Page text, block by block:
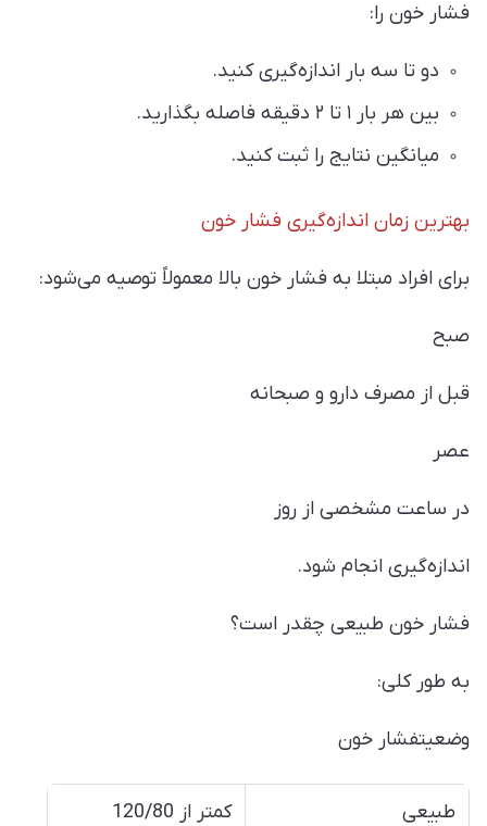
فشار خون را:
دو تا سه بار اندازه‌گیری کنید.
بین هر بار ۱ تا ۲ دقیقه فاصله بگذارید.
میانگین نتایج را ثبت کنید.
بهترین زمان اندازه‌گیری فشار خون
برای افراد مبتلا به فشار خون بالا معمولاً توصیه می‌شود:
صبح
قبل از مصرف دارو و صبحانه
عصر
در ساعت مشخصی از روز
اندازه‌گیری انجام شود.
فشار خون طبیعی چقدر است؟
به طور کلی:
وضعیتفشار خون
طبیعی کمتر از 120/80